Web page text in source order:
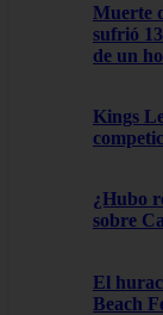
Muerte
sufrió
de un
Kings
¿Hubo
sobre
El
Beach